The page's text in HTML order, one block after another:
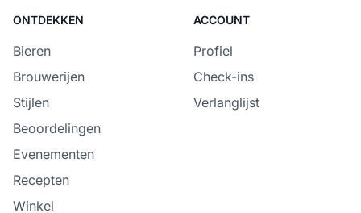
ONTDEKKEN
Bieren
Brouwerijen
Stijlen
Beoordelingen
Evenementen
Recepten
Winkel
ACCOUNT
Profiel
Check-ins
Verlanglijst